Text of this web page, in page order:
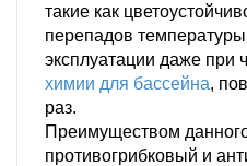
такие как
перепадов
эксплуатации даже при
химии для бассейна,
раз.
Преимуществом
противогрибковый и